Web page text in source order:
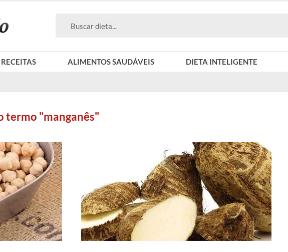
RECEITAS ALIMENTOS SAUDÁVEIS DIETA INTELIGENTE
termo "manganês"